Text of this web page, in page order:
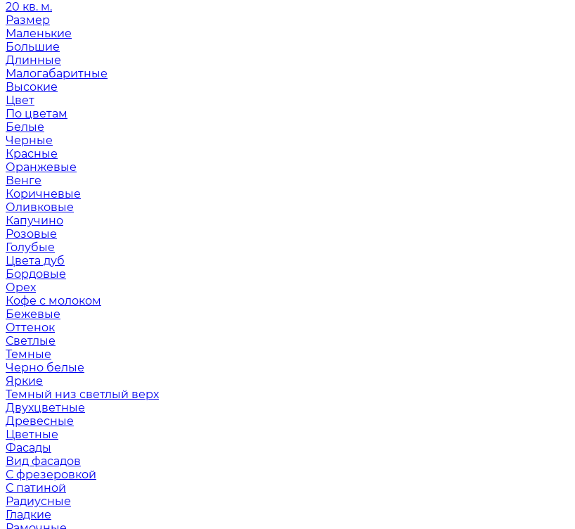
20 кв. м.
Размер
Маленькие
Большие
Длинные
Малогабаритные
Высокие
Цвет
По цветам
Белые
Черные
Красные
Оранжевые
Венге
Коричневые
Оливковые
Капучино
Розовые
Голубые
Цвета дуб
Бордовые
Орех
Кофе с молоком
Бежевые
Оттенок
Светлые
Темные
Черно белые
Яркие
Темный низ светлый верх
Двухцветные
Древесные
Цветные
Фасады
Вид фасадов
С фрезеровкой
С патиной
Радиусные
Гладкие